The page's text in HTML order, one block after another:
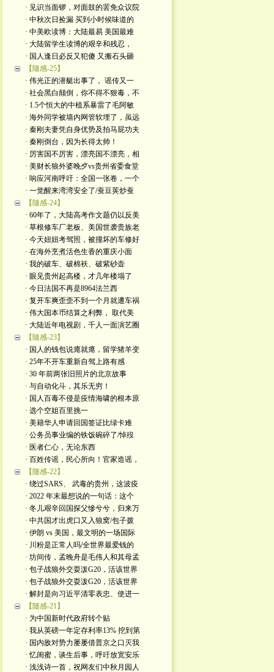
· 见识当面锣，对面鼓的罢免众议院
· 中秋次日捡漏 买到小时候味道的
· 中美欧读博：大陆最易 美国最难
· 大陆留学生读博的艰辛和残忍，
· 国人逢日必反又犯傻 又搬石头砸
【隨感-25】
· 伟光正的潜艇出事了， 谣传又一
· 社会黑白颠倒，你不得不狠毒，不
· 1.5个恒大的中植系暴雷了毛阿敏
· 海外同学被墙内网管软埋了，虽远
· 秦刚夫妻凭自身优势及拍马屁功夫
· 秦刚倒台，因为长得太帅！
· 厉害国不厉害，漂亮国不漂亮，相
· 美财长狼外婆晚歺vs贵州省委食堂
· 响应河南呼吁：全国一张卷，一个
· 一觉醒来湾湾安全了/蚕豆荚炒蚕
【隨感-24】
· 60年了，大陆高考作文题仍以反美
· 草根修车厂老板、美国世袭贵族老
· 今天妞妞考驾照，被撞坏的车修好
· 在海外烹煮活色生香的重庆小面
· 我的破车、破棉袄、破紫砂壶
· 眼见贵州起高楼，才几年楼塌了
· 今日法国不再是8964法兰西
· 复开车爽歪歪不到一个月就遭车祸
· 伟大国本币结算之利弊， 取代美
· 大陆近年电视剧，千人一面演艺圈
【隨感-23】
· 国人的钱包说瘪就瘪，留学猪羊变
· 25年不开车重新自驾上路有感
· 30 年前两张旧照片的北京故事
· 与自动化斗，其乐无穷！
· 国人百毒不侵是疫情海啸的根本原
· 选个空姐百里挑一
· 美籍华人申请回国签证比绿卡难
· 公务员事业编的铁饭碗碎了/悼歿
· 医者仁心，无论东西
· 百姓传谣，民心所向！官家造谣，
【随感-22】
· 绕过SARS、 武毒的贵州，这波疫
· 2022 年末最想说的一句话：这个
· 冬儿艰辛回国探父慘兮兮，归来万
· 中共国才出虎口又入狼窝/包子拨
· 伊朗 vs 美国，最文明的一场国际
· 川粉是正常人吗/全世界最爱钱的
· 坊间传，孟晚舟是毛伟人和其母孟
· 包子战狼外交耍泼G20，活该世界
· 包子战狼外交耍泼G20，活该世界
· 解封是向习近平清零表忠、使进一
【随感-21】
· 为中国新时代政府转个贴
· 我从英磅一年定存利率13% 挖到第
· 国内敌对势力屡屡借普京之口灭我
· 忆闺蜜，谈生后事，呼吁放宽安乐
· 浅浅诗一首，祝网友们中秋月园人